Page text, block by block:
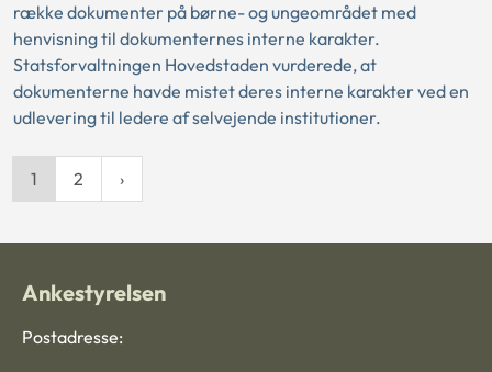
række dokumenter på børne- og ungeområdet med
henvisning til dokumenternes interne karakter.
Statsforvaltningen Hovedstaden vurderede, at
dokumenterne havde mistet deres interne karakter ved en
udlevering til ledere af selvejende institutioner.
1 2
Ankestyrelsen
Postadresse: